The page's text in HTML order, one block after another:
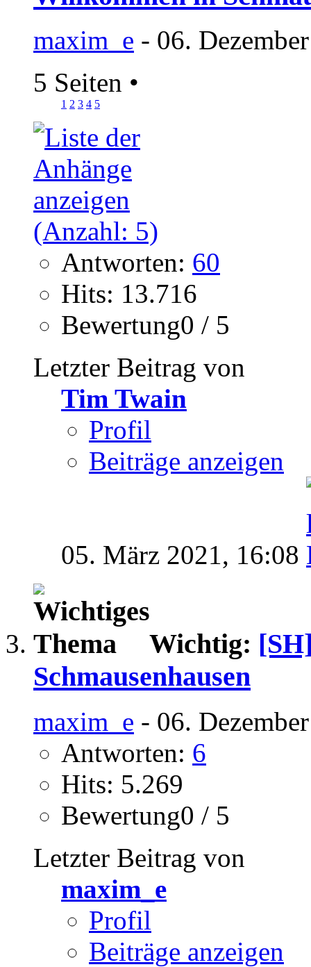
maxim_e - 06.
5 Seiten •
1 2 3 4 5
Antworten: 60
Hits: 13.716
Bewertung0 / 5
Letzter Beitrag von
Tim Twain
Profil
Beiträge anzeigen
05. März 2021, 16:08
Wichtig:
Schmausenhausen
maxim_e - 06.
Antworten: 6
Hits: 5.269
Bewertung0 / 5
Letzter Beitrag von
maxim_e
Profil
Beiträge anzeigen